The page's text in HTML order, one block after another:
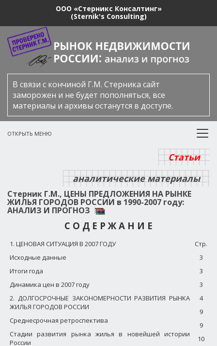
ООО «Стерникс Консалтинг»
(Sternik's Consulting)
В связи с кончиной Г.М. Стерника сайт
заморожен и не будет пополняться, все
материалы и архивы останутся в доступе.
ОТКРЫТЬ МЕНЮ
Статьи
аналитические материалы
Стерник Г.М., ЦЕНЫ ПРЕДЛОЖЕНИЯ НА РЫНКЕ
ЖИЛЬЯ ГОРОДОВ РОССИИ в 1990-2007 году:
АНАЛИЗ И ПРОГНОЗ
С О Д Е Р Ж А Н И Е
1. ЦЕНОВАЯ СИТУАЦИЯ В 2007 ГОДУ
Исходные данные
Итоги года
Динамика цен в 2007 году
2. ДОЛГОСРОЧНЫЕ ЗАКОНОМЕРНОСТИ РАЗВИТИЯ РЫНКА
ЖИЛЬЯ ГОРОДОВ РОССИИ
Среднесрочная ретроспектива
Стадии развития рынка жилья в новейшей истории
России
Стр.
3
3
3
4
9
9
10